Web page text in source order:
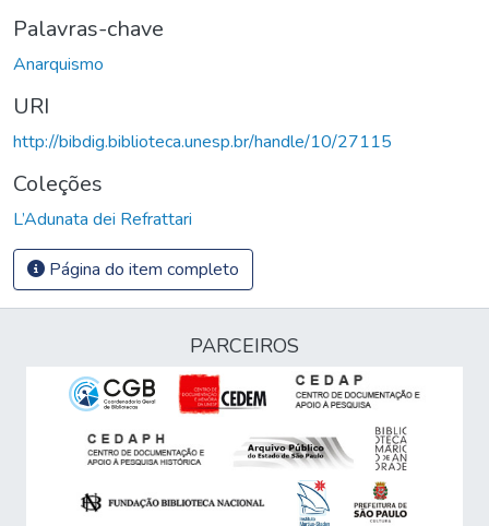
Palavras-chave
Anarquismo
URI
http://bibdig.biblioteca.unesp.br/handle/10/27115
Coleções
L’Adunata dei Refrattari
Página do item completo
PARCEIROS